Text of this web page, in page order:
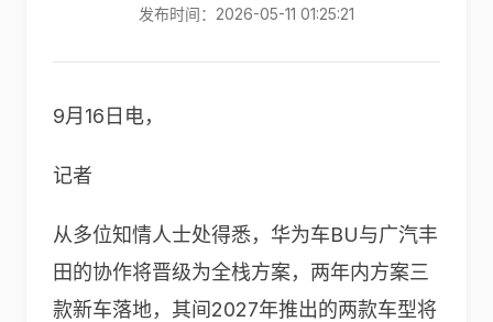
发布时间：2026-05-11 01:25:21
9月16日电，
记者
从多位知情人士处得悉，华为车BU与广汽丰
田的协作将晋级为全栈方案，两年内方案三
款新车落地，其间2027年推出的两款车型将